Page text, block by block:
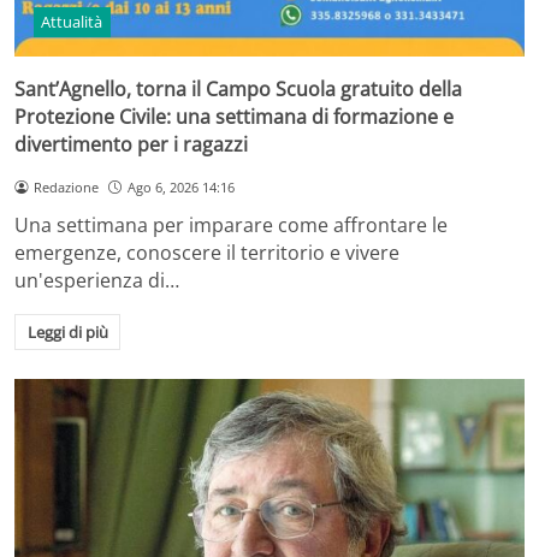
Attualità
Sant’Agnello, torna il Campo Scuola gratuito della
Protezione Civile: una settimana di formazione e
divertimento per i ragazzi
Redazione Ago 6, 2026 14:16
Una settimana per imparare come affrontare le
emergenze, conoscere il territorio e vivere
un'esperienza di…
Leggi di più